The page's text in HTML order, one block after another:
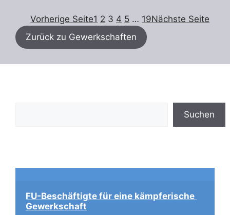
Vorherige Seite1 2 3 4 5 … 19Nächste Seite
Zurück zu Gewerkschaften
Suchen
FU-Beschäftigte für eine kämpferische
Gewerkschaft